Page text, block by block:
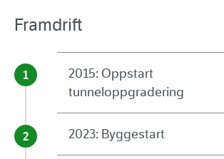
Framdrift
2015: Oppstart
tunneloppgradering
2023: Byggestart